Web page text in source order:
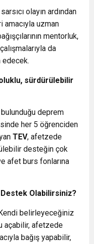
olayın ardından
uzman
mentorluk,
da
edecek.
sürdürülebilir
deprem
her 5 öğrenciden
TEV, afetzede
desteğin çok
afet burs fonlarına
Destek Olabilirsiniz?
belirleyeceğiniz
açabilir, afetzede
bağış yapabilir,